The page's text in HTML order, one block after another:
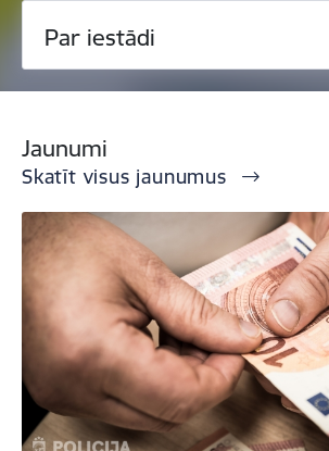
Par iestādi
Jaunumi
Skatīt visus jaunumus